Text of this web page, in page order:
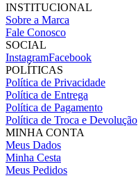
INSTITUCIONAL
Sobre a Marca
Fale Conosco
SOCIAL
InstagramFacebook
POLÍTICAS
Política de Privacidade
Política de Entrega
Política de Pagamento
Política de Troca e Devolução
MINHA CONTA
Meus Dados
Minha Cesta
Meus Pedidos